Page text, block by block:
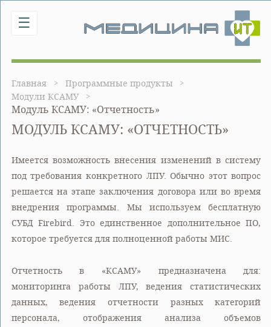
☰
Главная
Программные продукты
Модули КСАМУ
Модуль КСАМУ: «Отчетность»
МОДУЛЬ КСАМУ: «ОТЧЕТНОСТЬ»
Имеется возможность внесения изменений в систему
под требования конкретного ЛПУ. Обычно этот вопрос
решается на этапе заключения договора или во время
внедрения программы. Мы используем бесплатную
СУБД Firebird. Это единственное дополнительное ПО,
которое требуется для полноценной работы МИС.
Отчетность в «КСАМУ» предназначена для:
мониторинга работы ЛПУ, ведения статистических
данных, ведения отчетности разных категорий
персонала, отображения анализа объемов